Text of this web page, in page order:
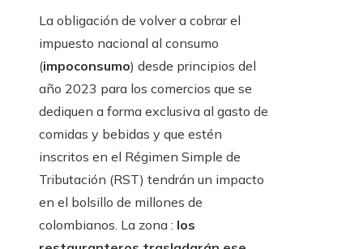
La obligación de volver a cobrar el
impuesto nacional al consumo
(impoconsumo) desde principios del
año 2023 para los comercios que se
dediquen a forma exclusiva al gasto de
comidas y bebidas y que estén
inscritos en el Régimen Simple de
Tributación (RST) tendrán un impacto
en el bolsillo de millones de
colombianos. La zona : los